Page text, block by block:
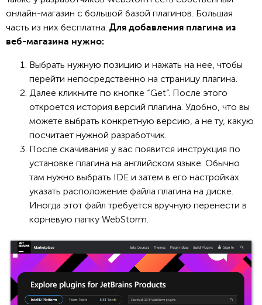
онлайн-магазин с большой базой плагинов. Большая
часть из них бесплатна. Для добавления плагина из
веб-магазина нужно:
Выбрать нужную позицию и нажать на нее, чтобы
перейти непосредственно на страницу плагина.
Далее кликните по кнопке “Get”. После этого
откроется история версий плагина. Удобно, что вы
можете выбрать конкретную версию, а не ту, какую
посчитает нужной разработчик.
После скачивания у вас появится инструкция по
установке плагина на английском языке. Обычно
там нужно выбрать IDE и затем в его настройках
указать расположение файла плагина на диске.
Иногда этот файл требуется вручную перенести в
корневую папку WebStorm.